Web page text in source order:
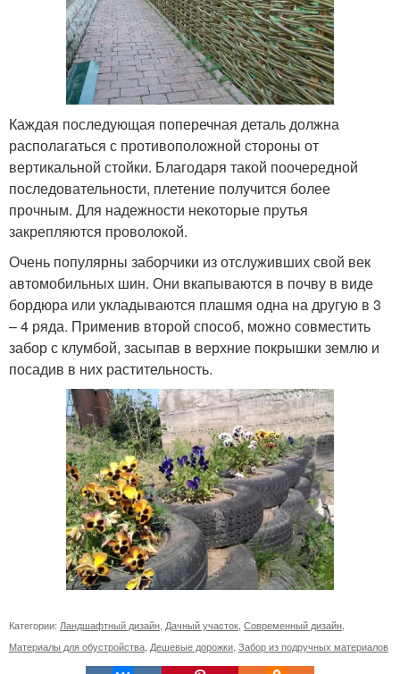
Каждая последующая поперечная деталь должна
располагаться с противоположной стороны от
вертикальной стойки. Благодаря такой поочередной
последовательности, плетение получится более
прочным. Для надежности некоторые прутья
закрепляются проволокой.
Очень популярны заборчики из отслуживших свой век
автомобильных шин. Они вкапываются в почву в виде
бордюра или укладываются плашмя одна на другую в 3
– 4 ряда. Применив второй способ, можно совместить
забор с клумбой, засыпав в верхние покрышки землю и
посадив в них растительность.
Категории: Ландшафтный дизайн Дачный участок Современный дизайн
Материалы для обустройства Дешевые дорожки Забор из подручных материалов